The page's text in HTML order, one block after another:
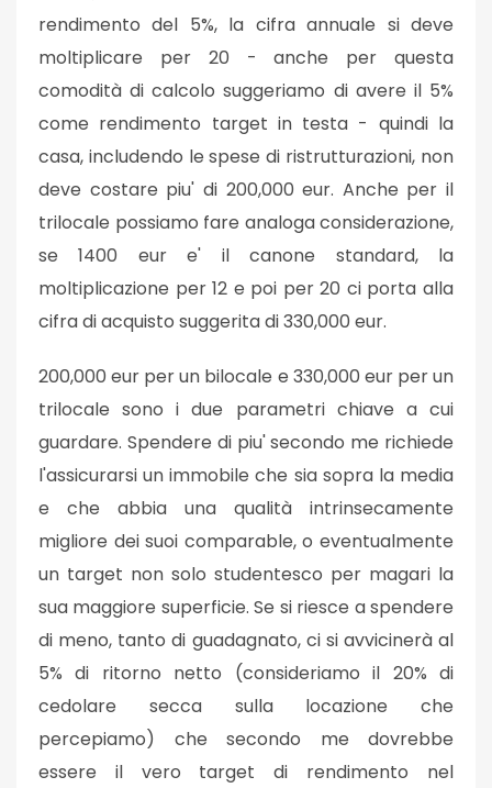
rendimento del 5%, la cifra annuale si deve
moltiplicare per 20 - anche per questa
comodità di calcolo suggeriamo di avere il 5%
come rendimento target in testa - quindi la
casa, includendo le spese di ristrutturazioni, non
deve costare piu' di 200,000 eur. Anche per il
trilocale possiamo fare analoga considerazione,
se 1400 eur e' il canone standard, la
moltiplicazione per 12 e poi per 20 ci porta alla
cifra di acquisto suggerita di 330,000 eur.
200,000 eur per un bilocale e 330,000 eur per un
trilocale sono i due parametri chiave a cui
guardare. Spendere di piu' secondo me richiede
l'assicurarsi un immobile che sia sopra la media
e che abbia una qualità intrinsecamente
migliore dei suoi comparable, o eventualmente
un target non solo studentesco per magari la
sua maggiore superficie. Se si riesce a spendere
di meno, tanto di guadagnato, ci si avvicinerà al
5% di ritorno netto (consideriamo il 20% di
cedolare secca sulla locazione che
percepiamo) che secondo me dovrebbe
essere il vero target di rendimento nel